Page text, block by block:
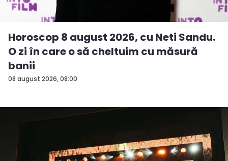
08 august 2026, 08:00
Horoscop 8 august 2026, cu Neti Sandu.
O zi în care o să cheltuim cu măsură
banii